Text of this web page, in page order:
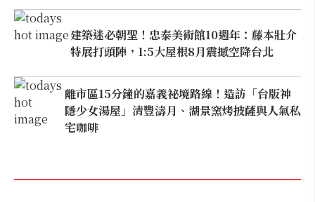
建築迷必朝聖！忠泰美術館10週年：藤本壯介
特展打頭陣，1:5大屋根8月震撼空降台北
離市區15分鐘的嘉義祕境路線！造訪「台版神
隱少女湯屋」清豐濤月、湖景窯烤披薩與人氣私
宅咖啡